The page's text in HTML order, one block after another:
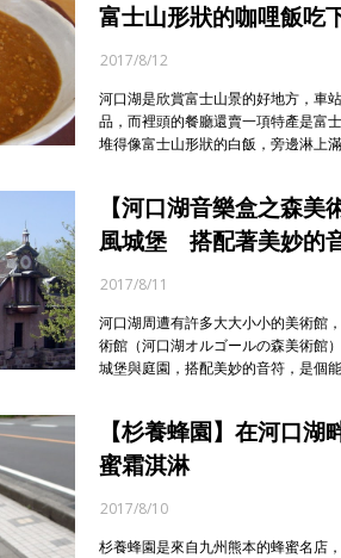
富士山形狀的咖哩飯吃
2017/8/12
河口湖是欣賞富士山景的好地方，車
品，而裡頭的餐廳還賣一項特產是富
堆得像富士山形狀的白飯，旁邊淋上
【河口湖音樂盒之森
風城堡 搭配著美妙的
2017/8/11
河口湖周遭有許多大大小小的美術館
術館（河口湖オルゴールの森美術館
城堡與庭園，搭配美妙的音符，是個
【杉養蜂園】在河口
蜜霜淇淋
2017/8/10
杉養蜂園是來自九州熊本的蜂蜜名店